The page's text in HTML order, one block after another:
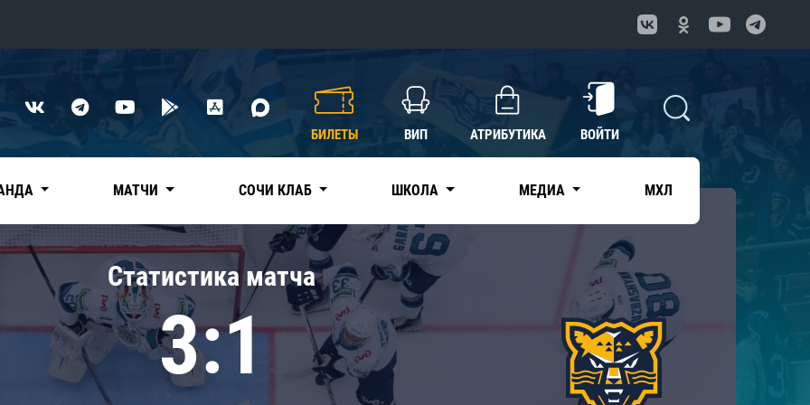
Нефтехимик
Дивизион Чернышева
Авангард
Адмирал
КХЛ
БИЛЕТЫ ВИП АТРИБУТИКА ВОЙТИ
МАТЧИ СОЧИ КЛАБ ШКОЛА МЕДИА МХЛ
Статистика матча
3:1